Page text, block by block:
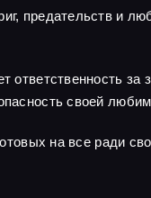
предательств и
за
своей
на все ради